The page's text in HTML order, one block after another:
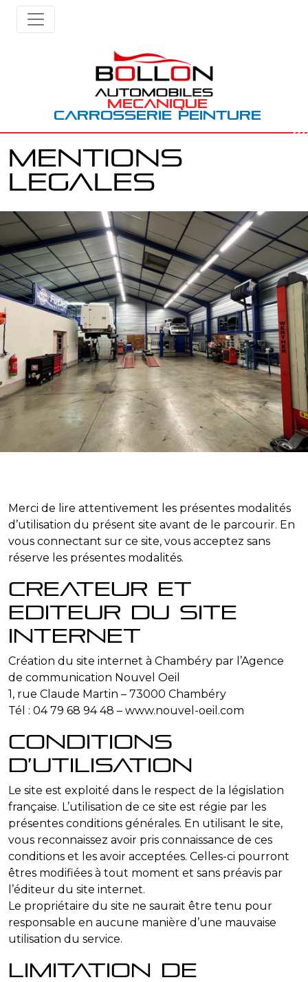
MECANIQUE
CARROSSERIE PEINTURE
Mentions
legales
Merci de lire attentivement les présentes modalités
d’utilisation du présent site avant de le parcourir. En
vous connectant sur ce site, vous acceptez sans
réserve les présentes modalités.
Createur et
editeur du site
internet
Création du site internet à Chambéry par l’Agence
de communication Nouvel Oeil
1, rue Claude Martin – 73000 Chambéry
Tél : 04 79 68 94 48 – www.nouvel-oeil.com
Conditions
d’utilisation
Le site est exploité dans le respect de la législation
française. L’utilisation de ce site est régie par les
présentes conditions générales. En utilisant le site,
vous reconnaissez avoir pris connaissance de ces
conditions et les avoir acceptées. Celles-ci pourront
êtres modifiées à tout moment et sans préavis par
l’éditeur du site internet.
Le propriétaire du site ne saurait être tenu pour
responsable en aucune manière d’une mauvaise
utilisation du service.
Limitation de